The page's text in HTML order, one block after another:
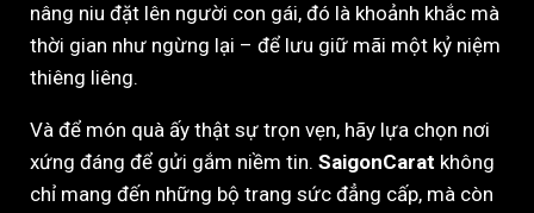
nâng niu đặt lên người con gái, đó là khoảnh khắc mà
thời gian như ngừng lại – để lưu giữ mãi một kỷ niệm
thiêng liêng.
Và để món quà ấy thật sự trọn vẹn, hãy lựa chọn nơi
xứng đáng để gửi gắm niềm tin. SaigonCarat không
chỉ mang đến những bộ trang sức đẳng cấp, mà còn